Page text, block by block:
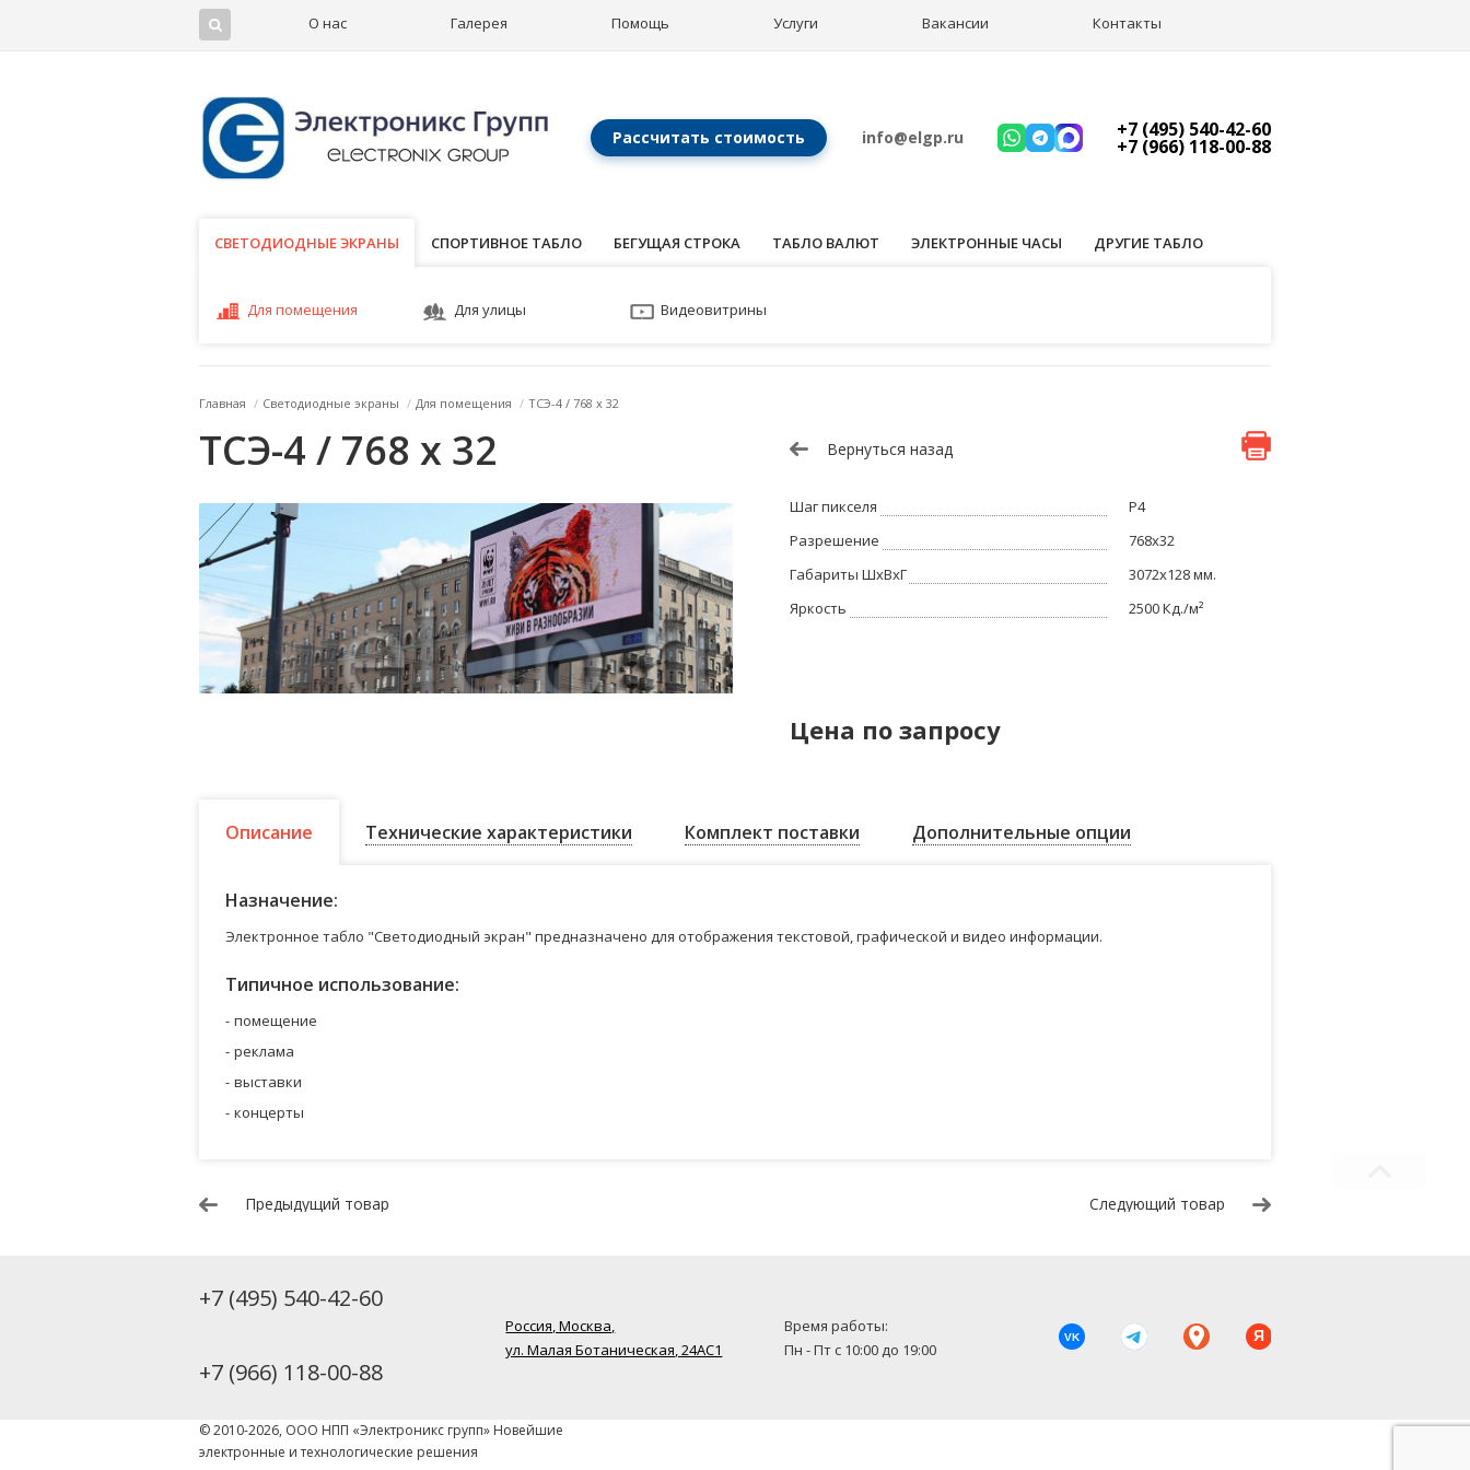
О нас Галерея Помощь Услуги Вакансии Контакты
Рассчитать стоимость info@elgp.ru +7 (495) 540-42-60
+7 (966) 118-00-88
СВЕТОДИОДНЫЕ ЭКРАНЫ
СВЕТОДИОДНЫЕ ЭКРАНЫ СПОРТИВНОЕ ТАБЛО БЕГУЩАЯ СТРОКА ТАБЛО ВАЛЮТ ЭЛЕКТРОННЫЕ ЧАСЫ ДРУГИЕ ТАБЛО
Для помещения Для улицы Видеовитрины
Главная / Светодиодные экраны / Для помещения / ТСЭ-4 / 768 x 32
ТСЭ-4 / 768 x 32 Вернуться назад
Шаг пикселя
P4
Разрешение
768x32
Габариты ШхВхГ
3072x128 мм.
Яркость
2500 Кд./м²
Цена по запросу
Описание Технические характеристики Комплект поставки Дополнительные опции
Назначение:
Электронное табло "Светодиодный экран" предназначено для отображения текстовой, графической и видео информации.
Типичное использование:
помещение
реклама
выставки
концерты
Предыдущий товар Следующий товар
+7 (495) 540-42-60
+7 (966) 118-00-88
Россия, Москва,
ул. Малая Ботаническая, 24AC1
Время работы:
Пн - Пт с 10:00 до 19:00
VK Я
© 2010-2026, ООО НПП «Электроникс групп» Новейшие
электронные и технологические решения